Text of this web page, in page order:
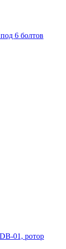
6 болтов
01, ротор